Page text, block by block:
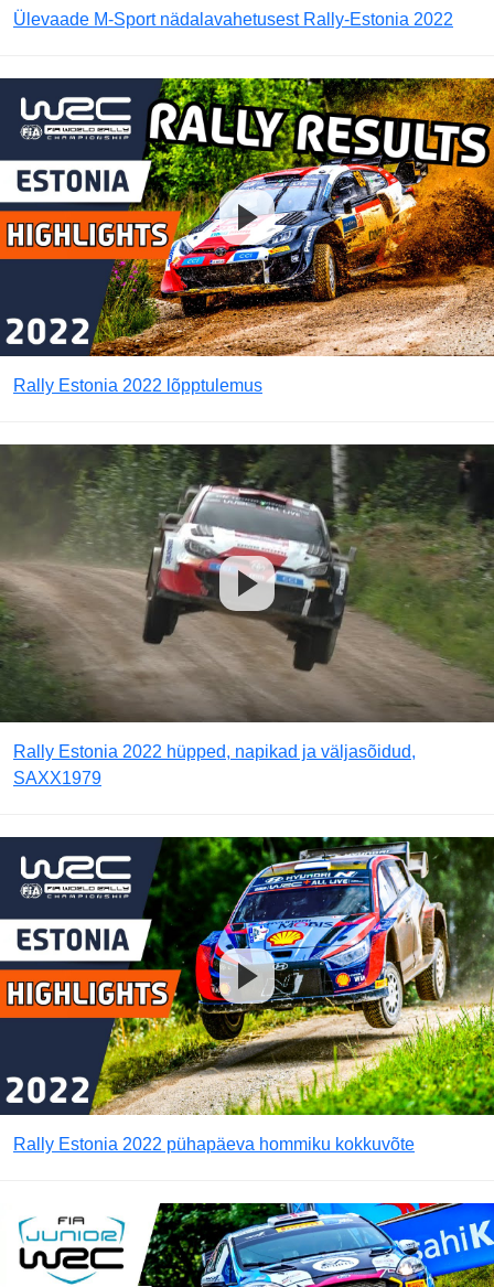
Ülevaade M-Sport nädalavahetusest Rally-Estonia 2022
Rally Estonia 2022 lõpptulemus
Rally Estonia 2022 hüpped, napikad ja väljasõidud,
SAXX1979
Rally Estonia 2022 pühapäeva hommiku kokkuvõte